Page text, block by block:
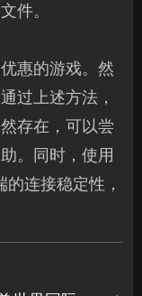
件。
惠的游戏。然
过上述方法，
存在，可以尝
。同时，使用
连接稳定性，